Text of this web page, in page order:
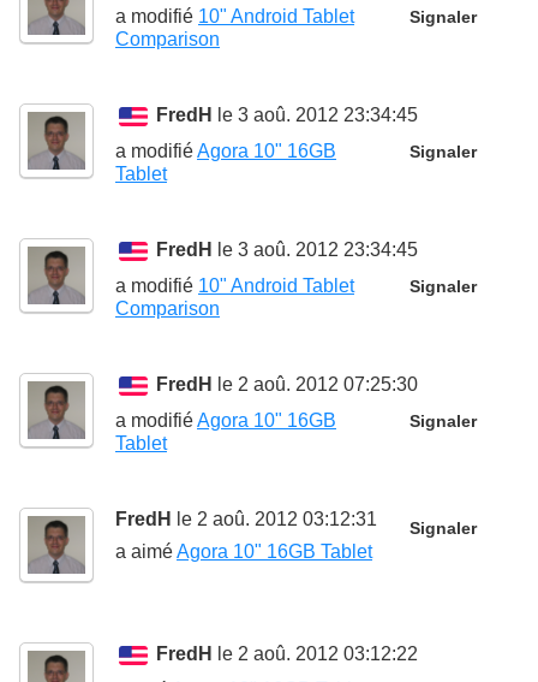
Signaler
a modifié 10" Android Tablet
Comparison
FredH le 3 aoû. 2012 23:34:45
Signaler
a modifiéAgora 10" 16GB
Tablet
FredH le 3 aoû. 2012 23:34:45
Signaler
a modifié 10" Android Tablet
Comparison
FredH le 2 aoû. 2012 07:25:30
Signaler
a modifiéAgora 10" 16GB
Tablet
FredH le 2 aoû. 2012 03:12:31 Signaler
a aiméAgora 10" 16GB Tablet
FredH le 2 aoû. 2012 03:12:22